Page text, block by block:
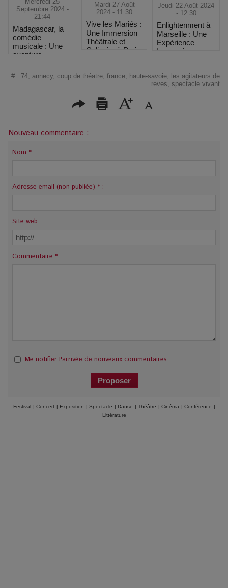
Septembre 2024 -
21:44
Madagascar, la
comédie
musicale : Une
aventure
envoûtante à
Paris
Mardi 27 Août
2024 - 11:30
Vive les Mariés :
Une Immersion
Théâtrale et
Culinaire à Paris
Jeudi 22 Août 2024
- 12:30
Enlightenment à
Marseille : Une
Expérience
Immersive
4 Saisons
# : 74 annecy coup de théatre france haute-savoie les agitateurs de
reves spectacle vivant
Nouveau commentaire :
Nom * :
Adresse email (non publiée) * :
Site web :
Commentaire * :
Me notifier l'arrivée de nouveaux commentaires
Festival | Concert | Exposition | Spectacle | Danse | Théâtre | Cinéma | Conférence |
Littérature